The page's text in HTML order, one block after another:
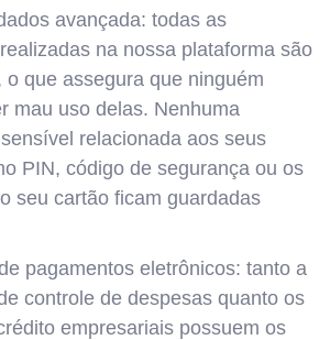
avançada: todas as
na nossa plataforma são
o que assegura que ninguém
mau uso delas. Nenhuma
relacionada aos seus
PIN, código de segurança ou os
seu cartão ficam guardadas
pagamentos eletrônicos: tanto a
controle de despesas quanto os
empresariais possuem os